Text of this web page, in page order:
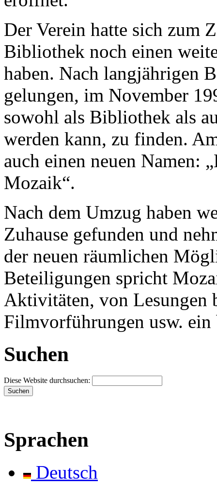
Der Verein hatte sich zum
Bibliothek noch einen
haben. Nach langjährigen
gelungen, im November
sowohl als Bibliothek als
werden kann, zu finden.
auch einen neuen Namen:
Mozaik“.
Nach dem Umzug haben
Zuhause gefunden und
der neuen räumlichen
Beteiligungen spricht
Aktivitäten, von Lesungen
Filmvorführungen usw.
Suchen
Diese Website durchsuchen:
Sprachen
Deutsch